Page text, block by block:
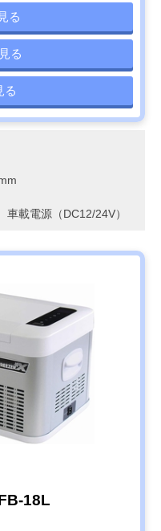
る
る
る
載電源（DC12/24V）
18L